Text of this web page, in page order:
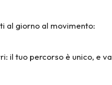
al giorno al movimento:
il tuo percorso è unico, e va